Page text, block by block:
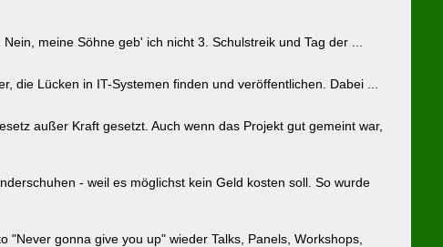
meine Söhne geb' ich nicht 3. Schulstreik und Tag der ...
die Lücken in IT-Systemen finden und veröffentlichen. Dabei ...
außer Kraft gesetzt. Auch wenn das Projekt gut gemeint war,
- weil es möglichst kein Geld kosten soll. So wurde
gonna give you up" wieder Talks, Panels, Workshops,